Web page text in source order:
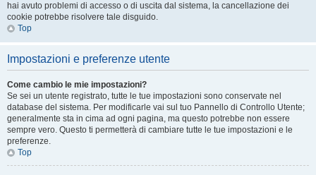
hai avuto problemi di accesso o di uscita dal sistema, la cancellazione dei
cookie potrebbe risolvere tale disguido.
Top
Impostazioni e preferenze utente
Come cambio le mie impostazioni?
Se sei un utente registrato, tutte le tue impostazioni sono conservate nel
database del sistema. Per modificarle vai sul tuo Pannello di Controllo Utente;
generalmente sta in cima ad ogni pagina, ma questo potrebbe non essere
sempre vero. Questo ti permetterà di cambiare tutte le tue impostazioni e le
preferenze.
Top